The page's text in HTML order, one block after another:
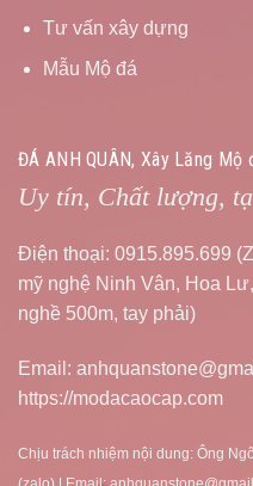
Tư vấn xây dựng
Mẫu Mộ đá
ĐÁ ANH QUÂN, Xây Lăng Mộ
Uy tín, Chất lượng,
Điện thoại: 0915.895.699
mỹ nghệ Ninh Vân, Hoa
nghề 500m, tay phải)
Email:
https://modacaocap.com
Chịu trách nhiệm nội dung: Ông